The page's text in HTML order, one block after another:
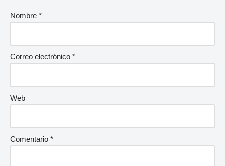
Nombre *
Correo electrónico *
Web
Comentario *